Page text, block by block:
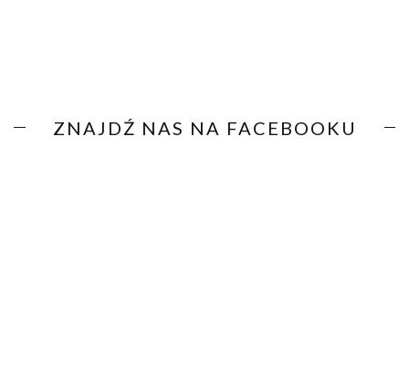
ZNAJDŹ NAS NA FACEBOOKU